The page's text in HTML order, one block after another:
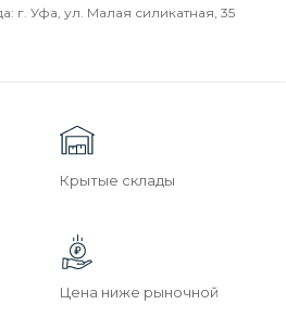
г. Уфа, ул. Малая силикатная, 35
Крытые склады
Цена ниже рыночной